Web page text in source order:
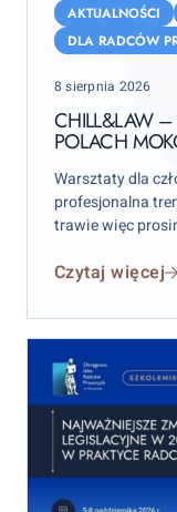
warsztaty
Polach
Mokotowskich
AKTUALNOŚCI
DLA RADCÓW
Posted
8 sierpnia 2026
CHILL&LAW –
POLACH
Warsztaty dla
profesjonalna
trawie więc
Czytaj więcej